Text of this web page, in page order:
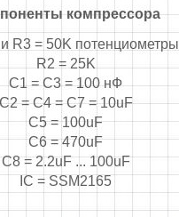
компрессора
R3 = 50K потенциометры
R2 = 25K
C1 = C3 = 100 нФ
= C4 = C7 = 10uF
C5 = 100uF
C6 = 470uF
C8 = 2.2uF ... 100uF
IC = SSM2165